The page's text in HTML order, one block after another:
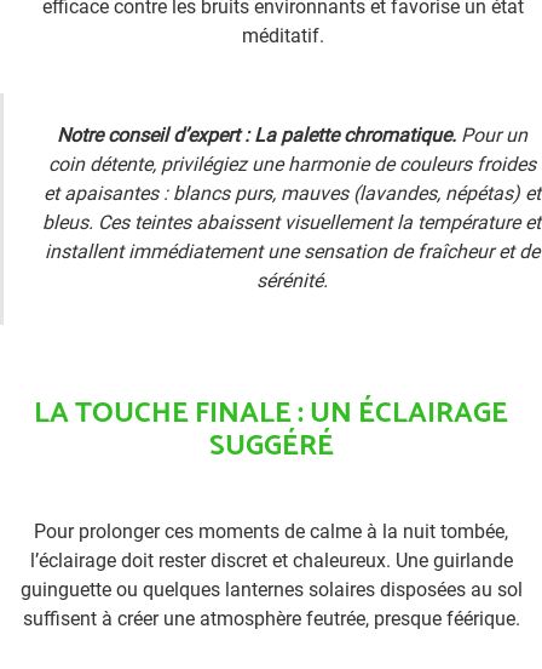
efficace contre les bruits environnants et favorise un état
méditatif.
Notre conseil d’expert : La palette chromatique. Pour un
coin détente, privilégiez une harmonie de couleurs froides
et apaisantes : blancs purs, mauves (lavandes, népétas) et
bleus. Ces teintes abaissent visuellement la température et
installent immédiatement une sensation de fraîcheur et de
sérénité.
LA TOUCHE FINALE : UN ÉCLAIRAGE
SUGGÉRÉ
Pour prolonger ces moments de calme à la nuit tombée,
l’éclairage doit rester discret et chaleureux. Une guirlande
guinguette ou quelques lanternes solaires disposées au sol
suffisent à créer une atmosphère feutrée, presque féérique.